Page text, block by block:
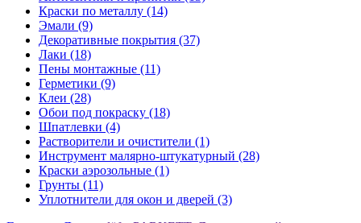
Краски по металлу (14)
Эмали (9)
Декоративные покрытия (37)
Лаки (18)
Пены монтажные (11)
Герметики (9)
Клеи (28)
Обои под покраску (18)
Шпатлевки (4)
Растворители и очистители (1)
Инструмент малярно-штукатурный (28)
Краски аэрозольные (1)
Грунты (11)
Уплотнители для окон и дверей (3)